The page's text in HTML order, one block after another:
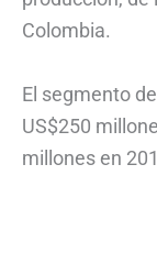
Colombia.
El segmento
US$250
millones en